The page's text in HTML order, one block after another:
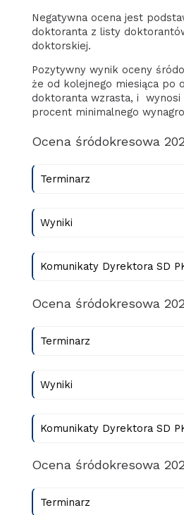
Negatywna ocena jest
doktoranta z listy
doktorskiej.
Pozytywny wynik oceny
że od kolejnego miesiąca po
doktoranta wzrasta, i wynosi
procent minimalnego
Ocena śródokresowa
Terminarz
Wyniki
Komunikaty Dyrektora SD
Ocena śródokresowa
Terminarz
Wyniki
Komunikaty Dyrektora SD
Ocena śródokresowa
Terminarz